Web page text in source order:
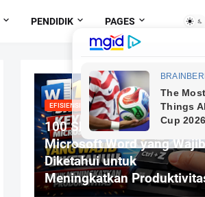
PENDIDIK PAGES
EFISIENSI MENGETIK
100 Shortcut Keyboard
Microsoft Word yang Wajib
Diketahui untuk
Meningkatkan